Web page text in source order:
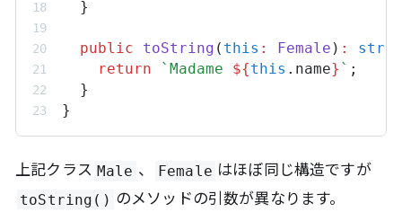
  }
public toString ( this : Female ) :
return
`Madame ${this . name} ` ;
  }
}
上記クラス Male 、 Female はほぼ同じ構造ですが
toString() のメソッドの引数が異なります。